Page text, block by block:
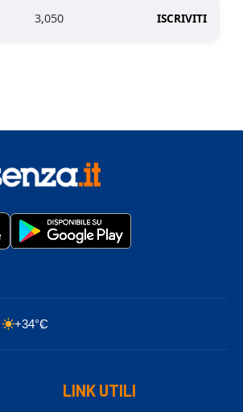
3,050 ISCRIVITI
+34°C
LINK UTILI